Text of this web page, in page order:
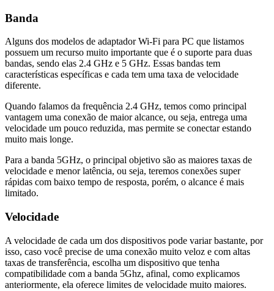
Banda
Alguns dos modelos de adaptador Wi-Fi para PC que listamos
possuem um recurso muito importante que é o suporte para duas
bandas, sendo elas 2.4 GHz e 5 GHz. Essas bandas tem
características específicas e cada tem uma taxa de velocidade
diferente.
Quando falamos da frequência 2.4 GHz, temos como principal
vantagem uma conexão de maior alcance, ou seja, entrega uma
velocidade um pouco reduzida, mas permite se conectar estando
muito mais longe.
Para a banda 5GHz, o principal objetivo são as maiores taxas de
velocidade e menor latência, ou seja, teremos conexões super
rápidas com baixo tempo de resposta, porém, o alcance é mais
limitado.
Velocidade
A velocidade de cada um dos dispositivos pode variar bastante, por
isso, caso você precise de uma conexão muito veloz e com altas
taxas de transferência, escolha um dispositivo que tenha
compatibilidade com a banda 5Ghz, afinal, como explicamos
anteriormente, ela oferece limites de velocidade muito maiores.